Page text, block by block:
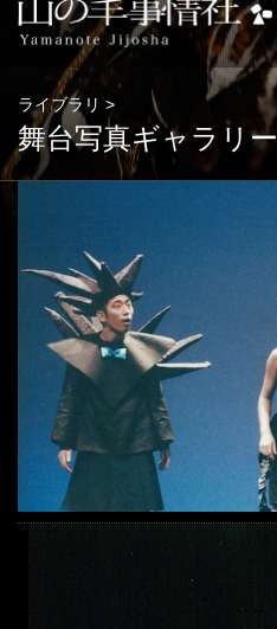
ライブラリ >
舞台写真ギャラリー